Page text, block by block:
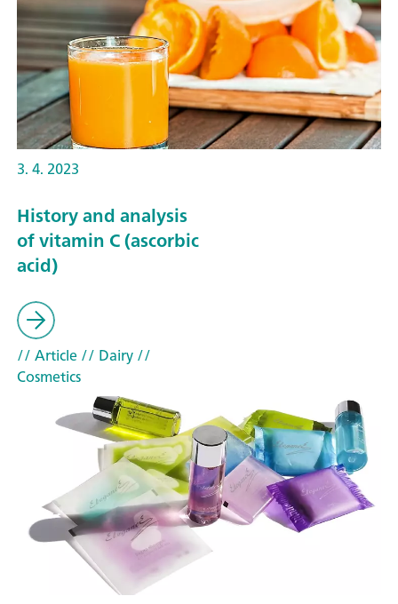
3. 4. 2023
History and analysis
of vitamin C (ascorbic
acid)
// Article// Dairy//
Cosmetics